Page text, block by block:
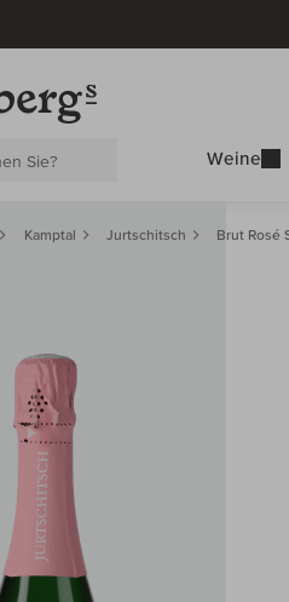
Weine
Kamptal Jurtschitsch Brut Rosé